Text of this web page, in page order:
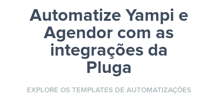
Automatize Yampi e
Agendor com as
integrações da
Pluga
EXPLORE OS TEMPLATES DE AUTOMATIZAÇÕES